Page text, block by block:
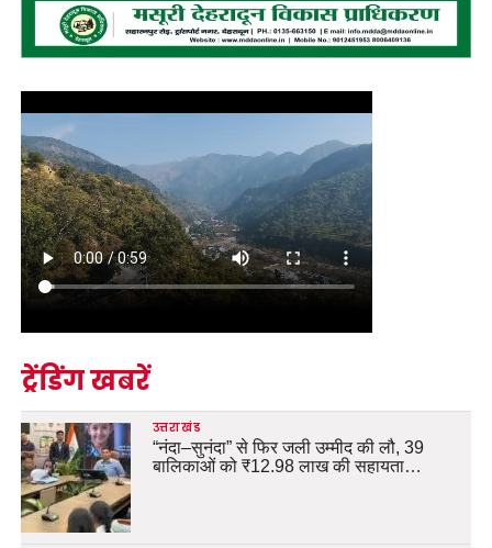
ट्रेंडिंग खबरें
उत्तराखंड
“नंदा–सुनंदा” से फिर जली उम्मीद की लौ, 39
बालिकाओं को ₹12.98 लाख की सहायता…